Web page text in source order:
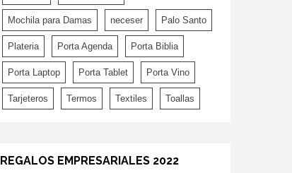
Mochila para Damas neceser Palo Santo
Plateria Porta Agenda Porta Biblia
Porta Laptop Porta Tablet Porta Vino
Tarjeteros Termos Textiles Toallas
REGALOS EMPRESARIALES 2022